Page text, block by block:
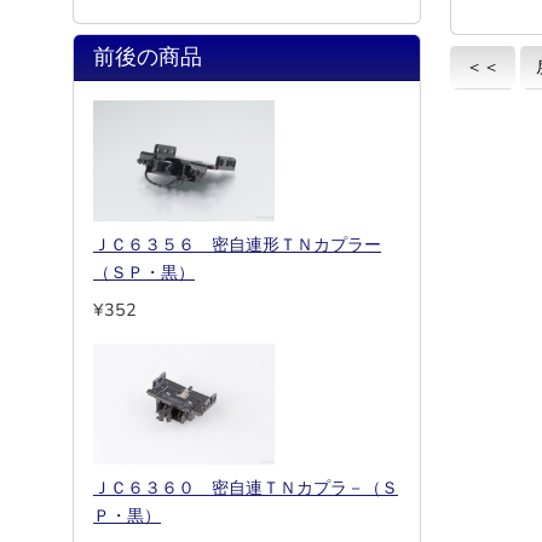
＜＜
前後の商品
ＪＣ６３５６ 密自連形ＴＮカプラー
（ＳＰ・黒）
¥352
ＪＣ６３６０ 密自連ＴＮカプラ－（Ｓ
Ｐ・黒）